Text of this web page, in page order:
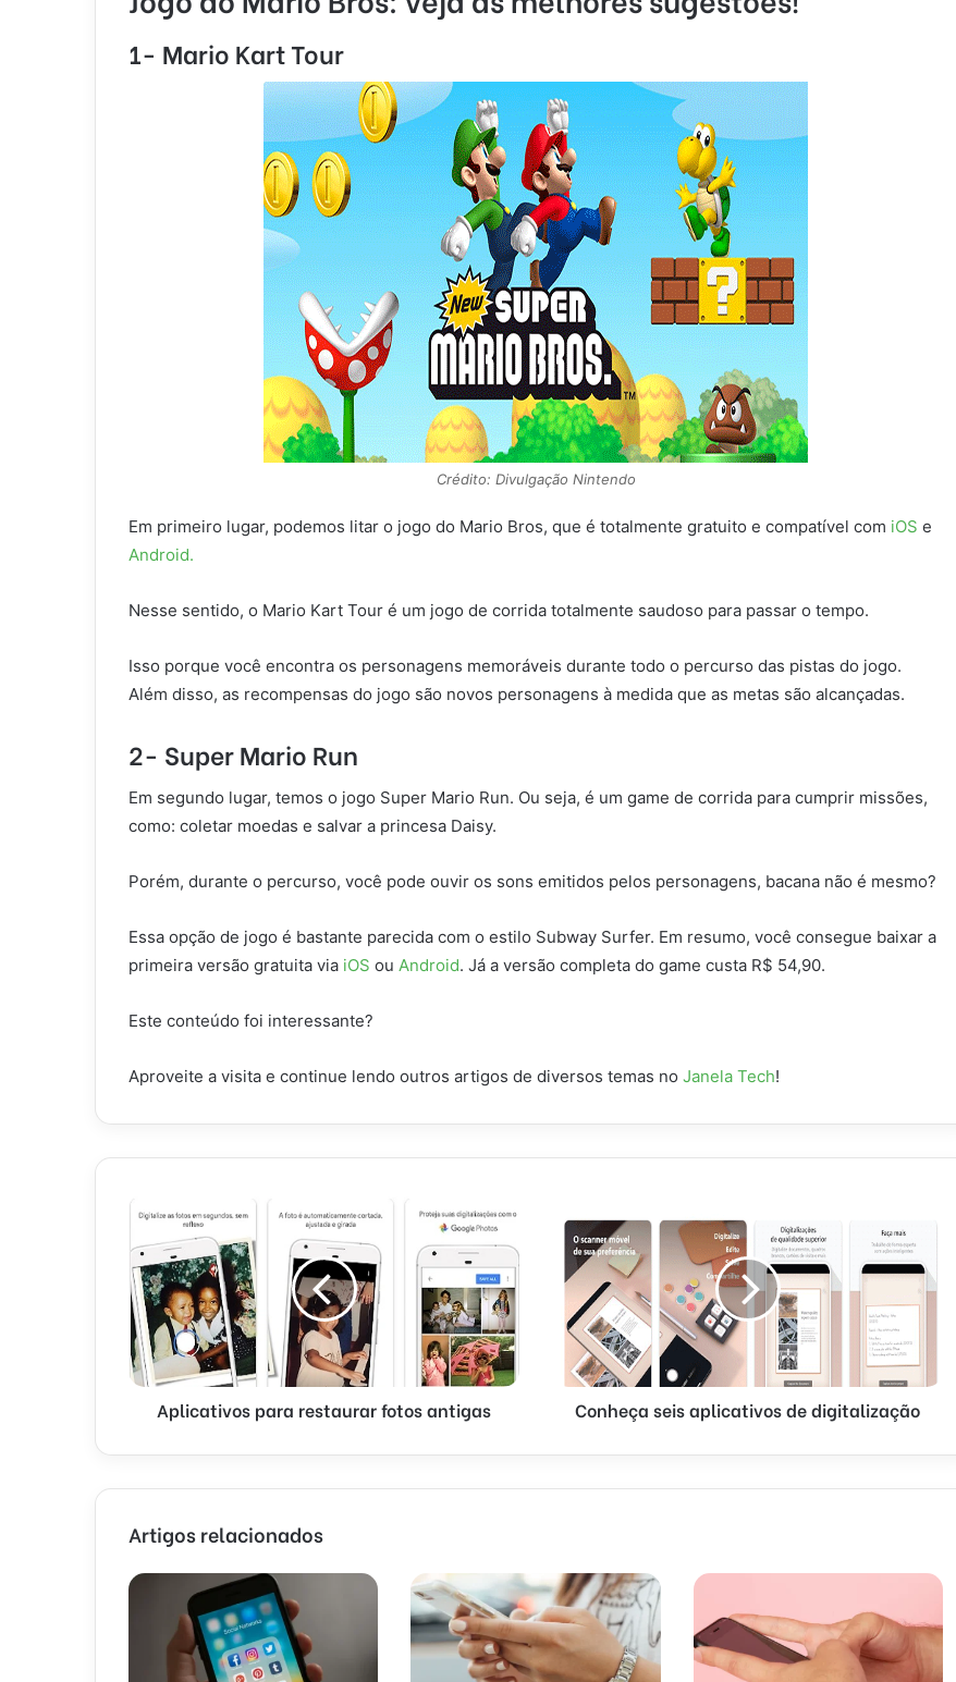
1- Mario Kart Tour
Crédito: Divulgação Nintendo
Em primeiro lugar, podemos litar o jogo do Mario Bros, que é totalmente gratuito e compatível com iOS e
Android.
Nesse sentido, o Mario Kart Tour é um jogo de corrida totalmente saudoso para passar o tempo.
Isso porque você encontra os personagens memoráveis durante todo o percurso das pistas do jogo.
Além disso, as recompensas do jogo são novos personagens à medida que as metas são alcançadas.
2- Super Mario Run
Em segundo lugar, temos o jogo Super Mario Run. Ou seja, é um game de corrida para cumprir missões,
como: coletar moedas e salvar a princesa Daisy.
Porém, durante o percurso, você pode ouvir os sons emitidos pelos personagens, bacana não é mesmo?
Essa opção de jogo é bastante parecida com o estilo Subway Surfer. Em resumo, você consegue baixar a
primeira versão gratuita via iOS ou Android. Já a versão completa do game custa R$ 54,90.
Este conteúdo foi interessante?
Aproveite a visita e continue lendo outros artigos de diversos temas no Janela Tech!
Aplicativos para restaurar fotos antigas Conheça seis aplicativos de digitalização
Artigos relacionados